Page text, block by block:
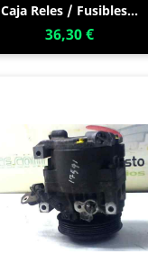
Caja Reles / Fusibles...
36,30 €